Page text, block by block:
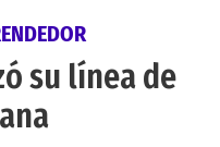
su línea de